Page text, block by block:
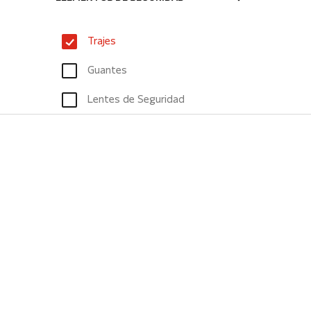
Trajes
Guantes
Lentes de Seguridad